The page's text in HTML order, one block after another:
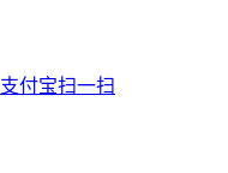
支付宝扫一扫